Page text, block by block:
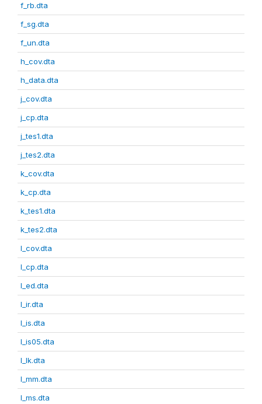
f_rb.dta
f_sg.dta
f_un.dta
h_cov.dta
h_data.dta
j_cov.dta
j_cp.dta
j_tes1.dta
j_tes2.dta
k_cov.dta
k_cp.dta
k_tes1.dta
k_tes2.dta
l_cov.dta
l_cp.dta
l_ed.dta
l_ir.dta
l_is.dta
l_is05.dta
l_lk.dta
l_mm.dta
l_ms.dta